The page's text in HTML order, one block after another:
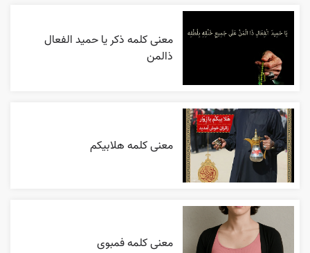
معنی کلمه ذکر یا حمید الفعال
ذالمن
معنی کلمه هلابیکم
معنی کلمه فمبوی